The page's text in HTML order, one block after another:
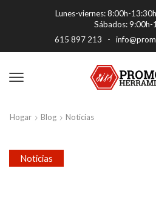
Lunes-viernes: 8:00h-
Sábados: 9:00h-
615 897 213 -
Hogar Blog Noticias
Noticias